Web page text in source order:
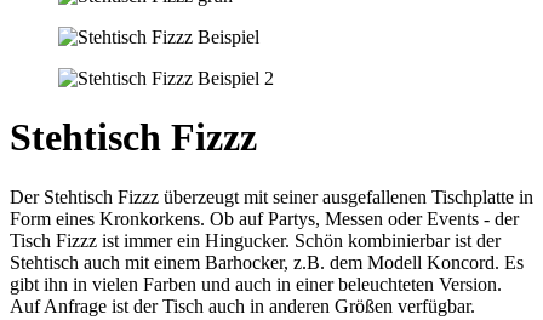
Stehtisch Fizzz
Der Stehtisch Fizzz überzeugt mit seiner ausgefallenen Tischplatte in
Form eines Kronkorkens. Ob auf Partys, Messen oder Events - der
Tisch Fizzz ist immer ein Hingucker. Schön kombinierbar ist der
Stehtisch auch mit einem Barhocker, z.B. dem Modell Koncord. Es
gibt ihn in vielen Farben und auch in einer beleuchteten Version.
Auf Anfrage ist der Tisch auch in anderen Größen verfügbar.